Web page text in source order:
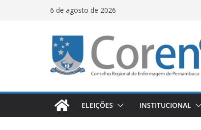
6 de agosto de 2026
ELEIÇÕES INSTITUCIONAL